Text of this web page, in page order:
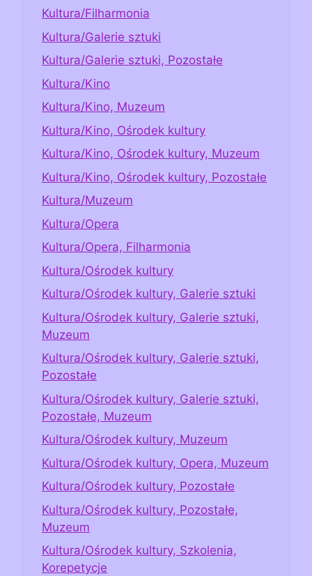
Kultura/Filharmonia
Kultura/Galerie sztuki
Kultura/Galerie sztuki, Pozostałe
Kultura/Kino
Kultura/Kino, Muzeum
Kultura/Kino, Ośrodek kultury
Kultura/Kino, Ośrodek kultury, Muzeum
Kultura/Kino, Ośrodek kultury, Pozostałe
Kultura/Muzeum
Kultura/Opera
Kultura/Opera, Filharmonia
Kultura/Ośrodek kultury
Kultura/Ośrodek kultury, Galerie sztuki
Kultura/Ośrodek kultury, Galerie sztuki,
Muzeum
Kultura/Ośrodek kultury, Galerie sztuki,
Pozostałe
Kultura/Ośrodek kultury, Galerie sztuki,
Pozostałe, Muzeum
Kultura/Ośrodek kultury, Muzeum
Kultura/Ośrodek kultury, Opera, Muzeum
Kultura/Ośrodek kultury, Pozostałe
Kultura/Ośrodek kultury, Pozostałe,
Muzeum
Kultura/Ośrodek kultury, Szkolenia,
Korepetycje